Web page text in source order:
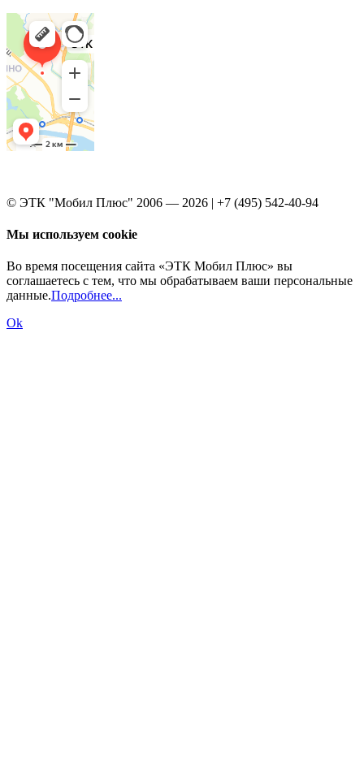
© ЭТК "Мобил Плюс" 2006 — 2026 | +7 (495) 542-40-94
Мы используем cookie
Во время посещения сайта «ЭТК Мобил Плюс» вы
соглашаетесь с тем, что мы обрабатываем ваши персональные
данные.Подробнее...
Ok